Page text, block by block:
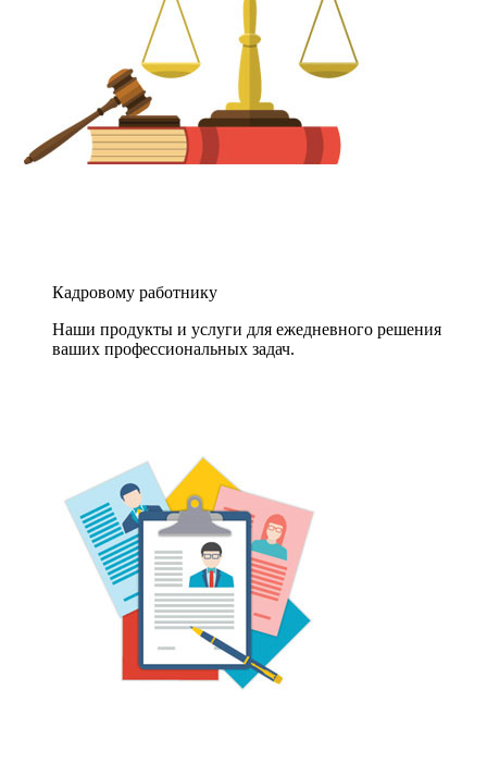
Кадровому работнику
Наши продукты и услуги для ежедневного решения
ваших профессиональных задач.